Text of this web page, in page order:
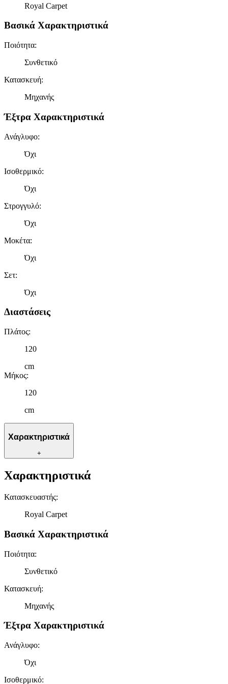
Royal Carpet
Βασικά Χαρακτηριστικά
Ποιότητα:
Συνθετικό
Κατασκευή:
Μηχανής
Έξτρα Χαρακτηριστικά
Ανάγλυφο:
Όχι
Ισοθερμικό:
Όχι
Στρογγυλό:
Όχι
Μοκέτα:
Όχι
Σετ:
Όχι
Διαστάσεις
Πλάτος:
120
cm
Μήκος:
120
cm
Χαρακτηριστικά
+
Χαρακτηριστικά
Κατασκευαστής:
Royal Carpet
Βασικά Χαρακτηριστικά
Ποιότητα:
Συνθετικό
Κατασκευή:
Μηχανής
Έξτρα Χαρακτηριστικά
Ανάγλυφο:
Όχι
Ισοθερμικό: